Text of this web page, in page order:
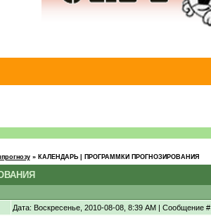
» КАЛЕНДАРЬ | ПРОГРАММКИ ПРОГНОЗИРОВАНИЯ
Дата: Воскресенье, 2010-08-08, 8:39 AM | Сообщение #